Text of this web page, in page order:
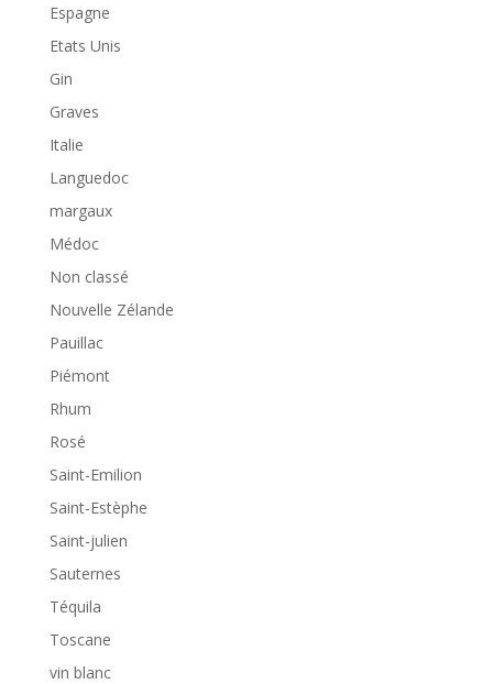
Espagne
Etats Unis
Gin
Graves
Italie
Languedoc
margaux
Médoc
Non classé
Nouvelle Zélande
Pauillac
Piémont
Rhum
Rosé
Saint-Emilion
Saint-Estèphe
Saint-julien
Sauternes
Téquila
Toscane
vin blanc